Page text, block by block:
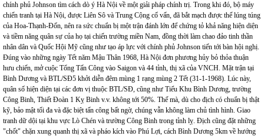
chính phủ Johnson tìm cách dò ý Hà Nội về một giải pháp chính trị. Trong khi đó, bộ máy
chiến tranh tại Hà Nội, được Liên Sô và Trung Cộng cố vấn, đã bắt mạch được thế lúng túng
của Hoa-Thạnh-Đốn, nên ra sức chuẩn bị một trận đánh lớn để chứng tỏ khả năng hiện diện
và tiềm năng quân sự của họ tại chiến trường miền Nam, đồng thời làm chao đảo tinh thần
nhân dân và Quốc Hội Mỹ cũng như tạo áp lực với chính phủ Johnson tiến tới bàn hội nghị.
Đúng vào những ngày Tết năm Mậu Thân 1968, Hà Nội đơn phương hủy bỏ thỏa thuận
hưu chiến, mở cuộc Tổng Tấn Công vào Saigon và 44 tỉnh, thị xã của VNCH. Mặt trận tại
Bình Dương và BTL/SĐ5 khởi diễn đêm mùng 1 rạng mùng 2 Tết (31-1-1968). Lúc này,
quân số hiện diện tại các đơn vị thuộc BTL/SĐ, cũng như Tiểu Khu Bình Dương, trường
Công Binh, Thiết Đoàn 1 Kỵ Binh v.v. không tới 50%. Thế mà, dù cho địch có chuẩn bị thật
kỹ, bảo mật tối đa và đặc biệt tấn công bất ngờ, chúng vẫn không làm chủ tình hình. Giao
tranh dữ dội tại khu vực Lò Chén và trường Công Binh trong tỉnh lỵ. Địch cũng đặt những
"chốt" chặn xung quanh thị xã và pháo kích vào Phú Lợi, cách Bình Dương 5km về hướng